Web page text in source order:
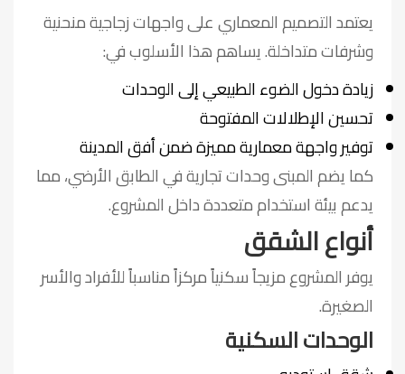
يعتمد التصميم المعماري على واجهات زجاجية منحنية
وشرفات متداخلة. يساهم هذا الأسلوب في:
زيادة دخول الضوء الطبيعي إلى الوحدات
تحسين الإطلالات المفتوحة
توفير واجهة معمارية مميزة ضمن أفق المدينة
كما يضم المبنى وحدات تجارية في الطابق الأرضي، مما
يدعم بيئة استخدام متعددة داخل المشروع.
أنواع الشقق
يوفر المشروع مزيجاً سكنياً مركزاً مناسباً للأفراد والأسر
الصغيرة.
الوحدات السكنية